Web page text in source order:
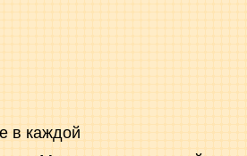
в каждой